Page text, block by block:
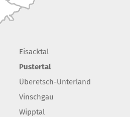
Eisacktal
Pustertal
Überetsch-Unterland
Vinschgau
Wipptal